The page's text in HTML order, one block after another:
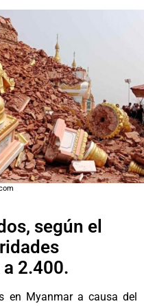
según el
2.400.
en Myanmar a causa del